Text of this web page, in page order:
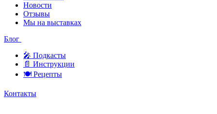
Новости
Отзывы
Мы на выставках
Блог
🎤︎︎ Подкасты
📄 Инструкции
🍽 Рецепты
Контакты